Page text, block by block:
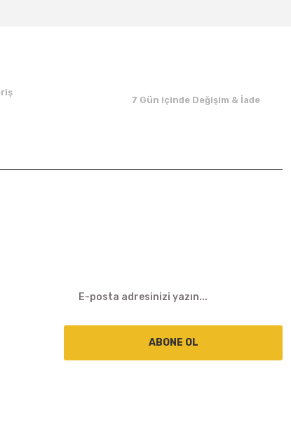
7 Gün içinde Değişim & İade
ABONE OL